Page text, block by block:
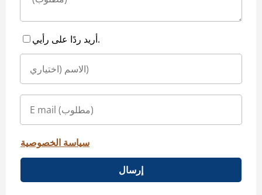
أريد ردًا على رأيي.
سياسة الخصوصية
إرسال